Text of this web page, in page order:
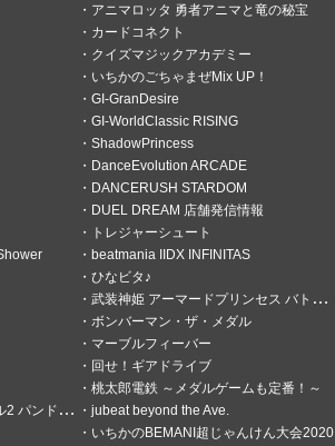
アニマロッタ 勇者アニマと竜の秘宝
カードコネクト
クイズマジックアカデミー
いちかのごちゃまぜMix UP！
GI-GranDesire
GI-WorldClassic RISING
ShadowPrincess
DanceEvolution ARCADE
DANCERUSH STARDOM
DUEL DREAM 店舗発信情報
トレジャーシュート
beatmania IIDX INFINITAS
ひなビタ♪
武装神姫 アーマードプリンセス バトルコンダクター
ボンバーマン・ザ・メダル
マーブルフィーバー
回せ！ギアドライブ
桃太郎電鉄 ～メダルゲームも定番！～
ラのメダル
jubeat beyond the Ave.
いちかのBEMANI超じゃんけん大会2020